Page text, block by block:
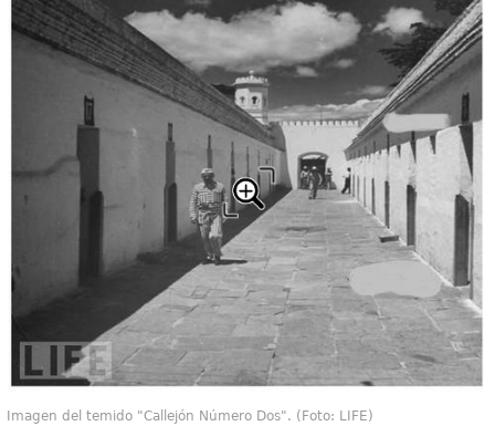
Imagen del temido "Callejón Número Dos". (Foto: LIFE)